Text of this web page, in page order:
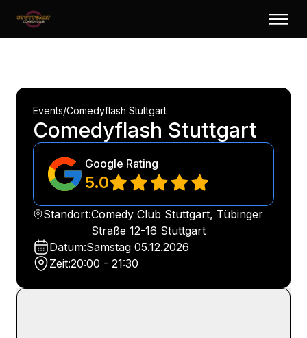
Events/Comedyflash Stuttgart
Comedyflash Stuttgart
Google Rating
5.0
Standort:Comedy Club Stuttgart, Tübinger
Straße 12-16 Stuttgart
Datum:Samstag 05.12.2026
Zeit:20:00 - 21:30